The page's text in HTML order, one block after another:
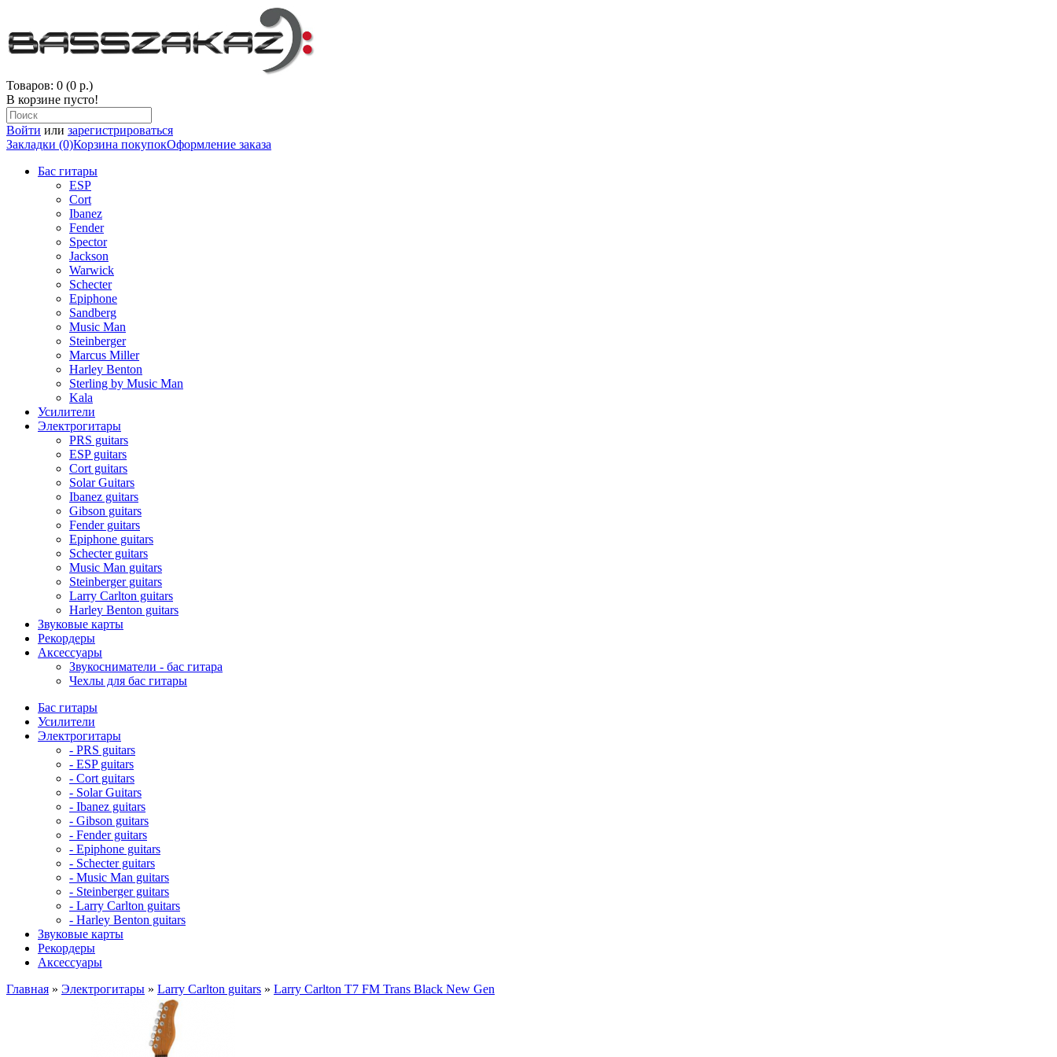
Товаров: 0 (0 р.)
В корзине пусто!
Войти или зарегистрироваться
Закладки (0)Корзина покупокОформление заказа
Бас гитары
ESP
Cort
Ibanez
Fender
Spector
Jackson
Warwick
Schecter
Epiphone
Sandberg
Music Man
Steinberger
Marcus Miller
Harley Benton
Sterling by Music Man
Kala
Усилители
Электрогитары
PRS guitars
ESP guitars
Cort guitars
Solar Guitars
Ibanez guitars
Gibson guitars
Fender guitars
Epiphone guitars
Schecter guitars
Music Man guitars
Steinberger guitars
Larry Carlton guitars
Harley Benton guitars
Звуковые карты
Рекордеры
Аксессуары
Звукосниматели - бас гитара
Чехлы для бас гитары
Бас гитары
Усилители
Электрогитары
- PRS guitars
- ESP guitars
- Cort guitars
- Solar Guitars
- Ibanez guitars
- Gibson guitars
- Fender guitars
- Epiphone guitars
- Schecter guitars
- Music Man guitars
- Steinberger guitars
- Larry Carlton guitars
- Harley Benton guitars
Звуковые карты
Рекордеры
Аксессуары
Главная » Электрогитары » Larry Carlton guitars » Larry Carlton T7 FM Trans Black New Gen